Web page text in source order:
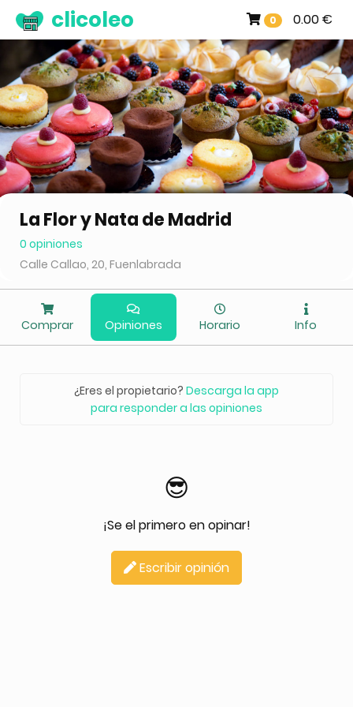
0 0.00 €
clicoleo
La Flor y Nata de Madrid
0 opiniones
Calle Callao, 20, Fuenlabrada
Comprar Opiniones Horario Info
¿Eres el propietario? Descarga la app
para responder a las opiniones
😎
¡Se el primero en opinar!
Escribir opinión